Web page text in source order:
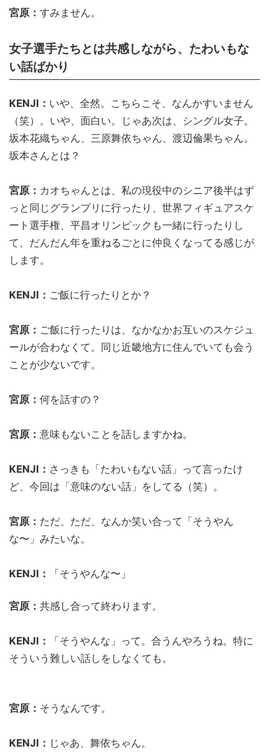
宮原： すみません。
女子選手たちとは共感しながら、たわいもな
い話ばかり
KENJI： いや、全然。こちらこそ、なんかすいません
（笑）。いや、面白い。じゃあ次は、シングル女子。
坂本花織ちゃん、三原舞依ちゃん、渡辺倫果ちゃん。
坂本さんとは？
宮原： カオちゃんとは、私の現役中のシニア後半はず
っと同じグランプリに行ったり、世界フィギュアスケ
ート選手権、平昌オリンピックも一緒に行ったりし
て、だんだん年を重ねるごとに仲良くなってる感じが
します。
KENJI： ご飯に行ったりとか？
宮原： ご飯に行ったりは、なかなかお互いのスケジュ
ールが合わなくて。同じ近畿地方に住んでいても会う
ことが少ないです。
宮原： 何を話すの？
宮原： 意味もないことを話しますかね。
KENJI： さっきも「たわいもない話」って言ったけ
ど、今回は「意味のない話」をしてる（笑）。
宮原： ただ、ただ、なんか笑い合って「そうやん
な〜」みたいな。
KENJI： 「そうやんな〜」
宮原： 共感し合って終わります。
KENJI：
「そうやんな」って。合うんやろうね。特に
そういう難しい話しをしなくても。
宮原： そうなんです。
KENJI： じゃあ、舞依ちゃん。